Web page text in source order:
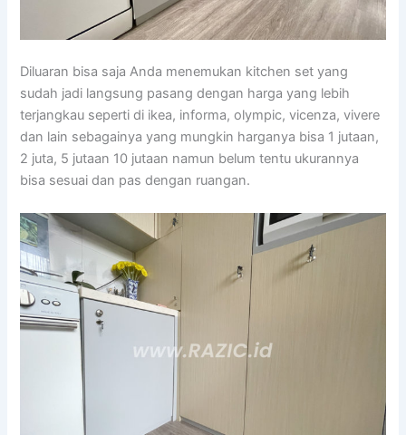
Diluaran bisa saja Anda menemukan kitchen set yang
sudah jadi langsung pasang dengan harga yang lebih
terjangkau seperti di ikea, informa, olympic, vicenza, vivere
dan lain sebagainya yang mungkin harganya bisa 1 jutaan,
2 juta, 5 jutaan 10 jutaan namun belum tentu ukurannya
bisa sesuai dan pas dengan ruangan.